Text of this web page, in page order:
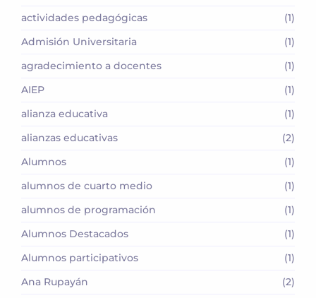
actividades pedagógicas
(1)
Admisión Universitaria
(1)
agradecimiento a docentes
(1)
AIEP
(1)
alianza educativa
(1)
alianzas educativas
(2)
Alumnos
(1)
alumnos de cuarto medio
(1)
alumnos de programación
(1)
Alumnos Destacados
(1)
Alumnos participativos
(1)
Ana Rupayán
(2)